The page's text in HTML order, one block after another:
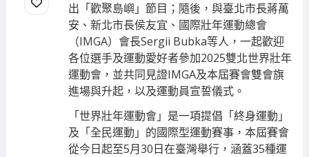
出「歡聚島嶼」節目；隨後，與臺北市長蔣萬
安、新北市長侯友宜、國際壯年運動總會
（IMGA）會長Sergii Bubka等人，一起歡迎
各位選手及運動愛好者參加2025雙北世界壯年
運動會，並共同見證IMGA及本屆賽會雙會旗
進場與升起，以及運動員宣誓儀式。
「世界壯年運動會」是一項提倡「終身運動」
及「全民運動」的國際型運動賽事，本屆賽會
從今日起至5月30日在臺灣舉行，涵蓋35種運